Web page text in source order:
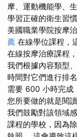
摩、運動機能學、
學習正確的衛生習
美國職業學院按摩
薦 在線學位課程，
在線按摩治療課程
我們根據內容類型
時間對它們進行排名
需要 600 小時完成
您所要做的就是閱
我們鼓勵對該領域
課程的學校，因為